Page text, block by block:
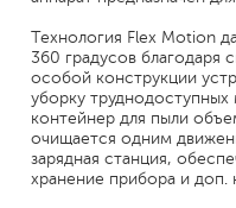
Технология Flex Motion
360 градусов благодаря
особой конструкции
уборку
контейнер для пыли
очищается одним
зарядная станция,
хранение прибора и доп.